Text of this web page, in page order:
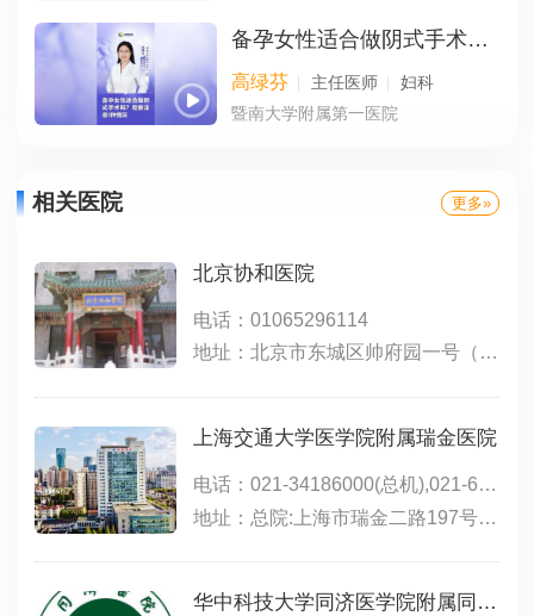
备孕女性适合做阴式手术吗？需要注意2种情况
高绿芬 主任医师
妇科
暨南大学附属第一医院
相关医院 更多»
北京协和医院
电话：01065296114
地址：北京市东城区帅府园一号（东院）；北京市西城区大木仓胡同41号（西院）
上海交通大学医学院附属瑞金医院
电话：021-34186000(总机),021-64370045(总机),021-64717398(远洋分院),021-67888999(北院)
地址：总院:上海市瑞金二路197号(永嘉路口);北院:嘉定区嘉定新城中心区(马陆镇)希望路999号;远洋分院:上海市徐汇区淮海中路1174号
华中科技大学同济医学院附属同济医院